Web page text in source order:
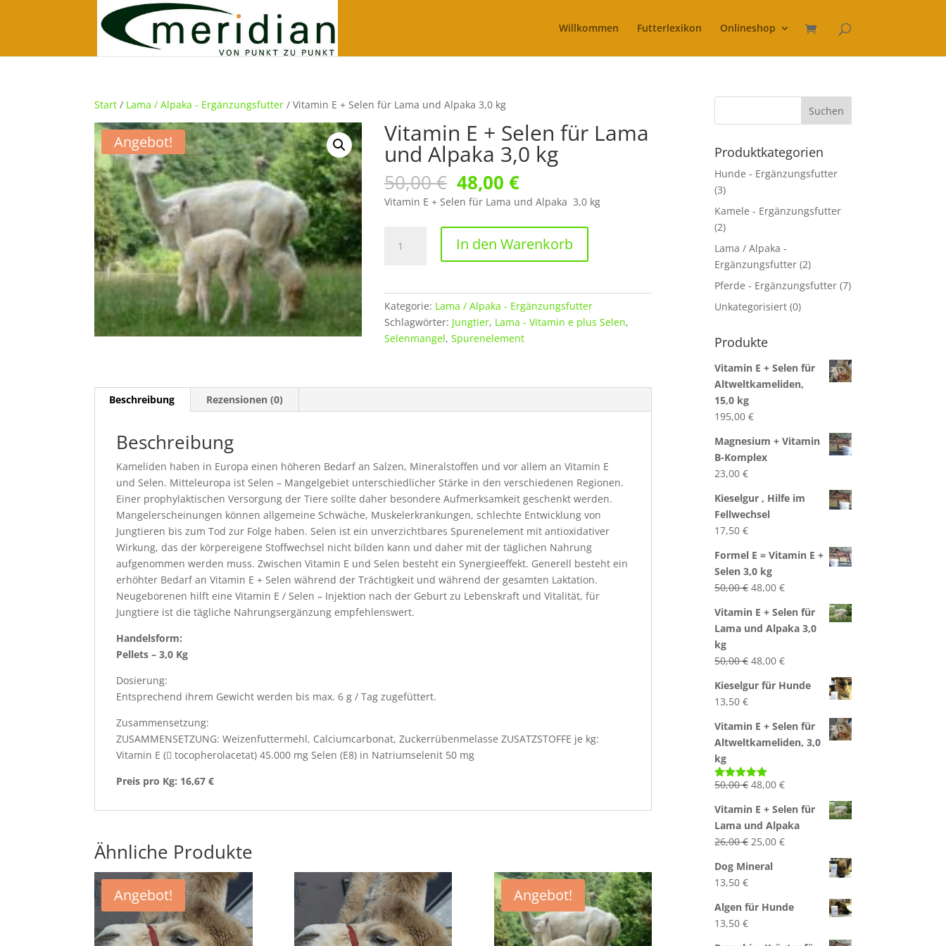
Willkommen Futterlexikon Onlineshop
Start / Lama / Alpaka - Ergänzungsfutter / Vitamin E + Selen für Lama und Alpaka 3,0 kg
Angebot! Vitamin E + Selen für Lama
und Alpaka 3,0 kg
50,00€ Ursprünglicher
Preis
war:
50,00 €
48,00€Aktueller
Preis
ist:
48,00 €.
Vitamin E + Selen für Lama und Alpaka 3,0 kg
Lama
und
In den Warenkorb
Kategorie: Lama / Alpaka - Ergänzungsfutter
Schlagwörter: Jungtier, Lama - Vitamin e plus Selen,
Selenmangel,Spurenelement
Beschreibung Rezensionen (0)
Beschreibung
Kameliden haben in Europa einen höheren Bedarf an Salzen, Mineralstoffen und vor allem an Vitamin E
und Selen. Mitteleuropa ist Selen – Mangelgebiet unterschiedlicher Stärke in den verschiedenen Regionen.
Einer prophylaktischen Versorgung der Tiere sollte daher besondere Aufmerksamkeit geschenkt werden.
Mangelerscheinungen können allgemeine Schwäche, Muskelerkrankungen, schlechte Entwicklung von
Jungtieren bis zum Tod zur Folge haben. Selen ist ein unverzichtbares Spurenelement mit antioxidativer
Wirkung, das der körpereigene Stoffwechsel nicht bilden kann und daher mit der täglichen Nahrung
aufgenommen werden muss. Zwischen Vitamin E und Selen besteht ein Synergieeffekt. Generell besteht ein
erhöhter Bedarf an Vitamin E + Selen während der Trächtigkeit und während der gesamten Laktation.
Neugeborenen hilft eine Vitamin E / Selen – Injektion nach der Geburt zu Lebenskraft und Vitalität, für
Jungtiere ist die tägliche Nahrungsergänzung empfehlenswert.
Handelsform:
Pellets – 3,0 Kg
Dosierung:
Entsprechend ihrem Gewicht werden bis max. 6 g / Tag zugefüttert.
Zusammensetzung:
ZUSAMMENSETZUNG: Weizenfuttermehl, Calciumcarbonat, Zuckerrübenmelasse ZUSATZSTOFFE je kg:
Vitamin E ( tocopherolacetat) 45.000 mg Selen (E8) in Natriumselenit 50 mg
Preis pro Kg: 16,67 €
Ähnliche Produkte
Angebot! Angebot!
Produktkategorien
Hunde - Ergänzungsfutter
(3)
Kamele - Ergänzungsfutter
(2)
Lama / Alpaka -
Ergänzungsfutter (2)
Pferde - Ergänzungsfutter (7)
Unkategorisiert (0)
Produkte
Vitamin E + Selen für
Altweltkameliden,
15,0 kg
195,00€
Magnesium + Vitamin
B-Komplex
23,00€
Kieselgur , Hilfe im
Fellwechsel
17,50€
Formel E = Vitamin E +
Selen 3,0 kg
50,00€ Ursprünglicher
war:
50,00 €
48,00€Aktueller
ist:
48,00 €.
Vitamin E + Selen für
Lama und Alpaka 3,0
kg
50,00€ Ursprünglicher
war:
48,00€Aktueller
ist:
Kieselgur für Hunde
13,50€
Vitamin E + Selen für
Altweltkameliden, 3,0
kg
Bewertet
von 5
50,00€ Ursprünglicher
war:
50,00 €
48,00€Aktueller
ist:
48,00 €.
Vitamin E + Selen für
Lama und Alpaka
26,00€ Ursprünglicher
war:
25,00€Aktueller
Dog Mineral
13,50€
Algen für Hunde
13,50€